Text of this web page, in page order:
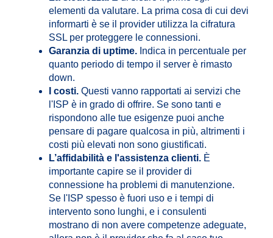
elementi da valutare. La prima cosa di cui devi
informarti è se il provider utilizza la cifratura
SSL per proteggere le connessioni.
Garanzia di uptime. Indica in percentuale per
quanto periodo di tempo il server è rimasto
down.
I costi. Questi vanno rapportati ai servizi che
l'ISP è in grado di offrire. Se sono tanti e
rispondono alle tue esigenze puoi anche
pensare di pagare qualcosa in più, altrimenti i
costi più elevati non sono giustificati.
L’affidabilità e l'assistenza clienti. È
importante capire se il provider di
connessione ha problemi di manutenzione.
Se l'ISP spesso è fuori uso e i tempi di
intervento sono lunghi, e i consulenti
mostrano di non avere competenze adeguate,